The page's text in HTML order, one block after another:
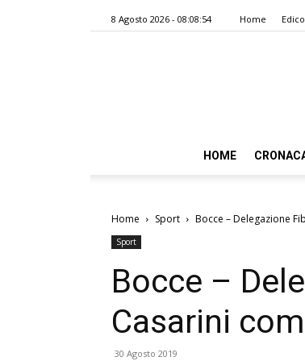
8 Agosto 2026 - 08:08:54 Home
HOME
Home Sport Bocce – Delegazione
Sport
Bocce –
Casarini
30 Agosto 2019